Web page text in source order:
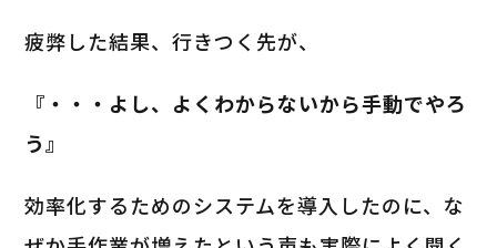
疲弊した結果、行きつく先が、
『・・・よし、よくわからないから手動でやろ
う』
効率化するためのシステムを導入したのに、な